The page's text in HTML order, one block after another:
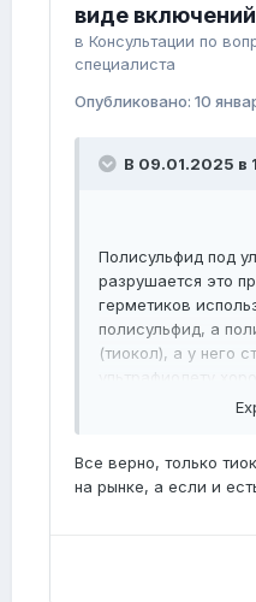
виде
в Консультации по
специалиста
Опубликовано: 10
В 09.01.2025 в
Полисульфид под
разрушается это
герметиков
полисульфид, а
(тиокол), а у него
ультрафиолету
Все верно, только
на рынке, а если и